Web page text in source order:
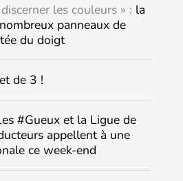
les couleurs » : la
panneaux de
du doigt
et de 3 !
#Gueux et la Ligue de
appellent à une
ce week-end